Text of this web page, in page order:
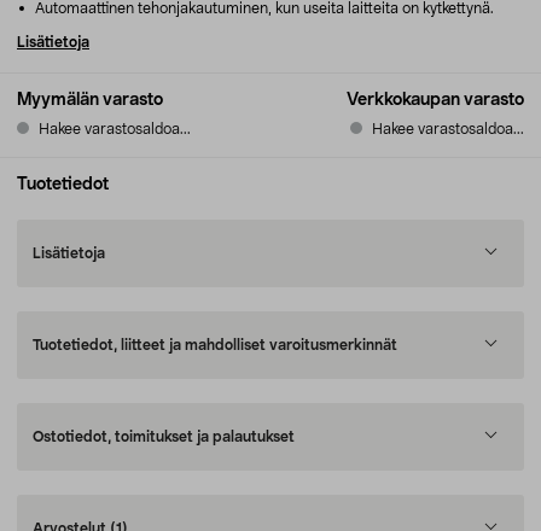
Myymälän varasto
Hakee varastosaldoa...
Verkkokaupan varasto
Hakee varastosaldoa...
Automaattinen tehonjakautuminen, kun useita laitteita on kytkettynä.
Lisätietoja
Tuotetiedot
Lisätietoja
Tuotetiedot, liitteet ja mahdolliset varoitusmerkinnät
Ostotiedot, toimitukset ja palautukset